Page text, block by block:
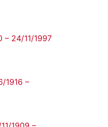
– 24/11/1997
1916 –